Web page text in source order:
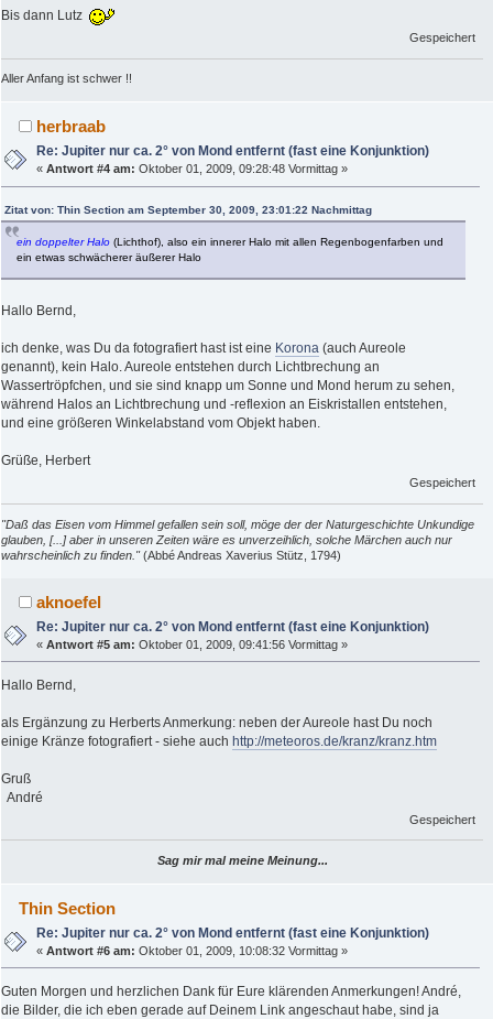
Bis dann Lutz
Gespeichert
Aller Anfang ist schwer !!
herbraab
Re: Jupiter nur ca. 2° von Mond entfernt (fast eine Konjunktion)
«Antwort #4 am: Oktober 01, 2009, 09:28:48 Vormittag »
Zitat von: Thin Section am September 30, 2009, 23:01:22 Nachmittag
ein doppelter Halo (Lichthof), also ein innerer Halo mit allen Regenbogenfarben und
ein etwas schwächerer äußerer Halo
Hallo Bernd,
ich denke, was Du da fotografiert hast ist eine Korona (auch Aureole
genannt), kein Halo. Aureole entstehen durch Lichtbrechung an
Wassertröpfchen, und sie sind knapp um Sonne und Mond herum zu sehen,
während Halos an Lichtbrechung und -reflexion an Eiskristallen entstehen,
und eine größeren Winkelabstand vom Objekt haben.
Grüße, Herbert
Gespeichert
"Daß das Eisen vom Himmel gefallen sein soll, möge der der Naturgeschichte Unkundige
glauben, [...] aber in unseren Zeiten wäre es unverzeihlich, solche Märchen auch nur
wahrscheinlich zu finden."(Abbé Andreas Xaverius Stütz, 1794)
aknoefel
Re: Jupiter nur ca. 2° von Mond entfernt (fast eine Konjunktion)
«Antwort #5 am: Oktober 01, 2009, 09:41:56 Vormittag »
Hallo Bernd,
als Ergänzung zu Herberts Anmerkung: neben der Aureole hast Du noch
einige Kränze fotografiert - siehe auch http://meteoros.de/kranz/kranz.htm
Gruß
André
Gespeichert
Sag mir mal meine Meinung...
Thin Section
Re: Jupiter nur ca. 2° von Mond entfernt (fast eine Konjunktion)
«Antwort #6 am: Oktober 01, 2009, 10:08:32 Vormittag »
Guten Morgen und herzlichen Dank für Eure klärenden Anmerkungen! André,
die Bilder, die ich eben gerade auf Deinem Link angeschaut habe, sind ja